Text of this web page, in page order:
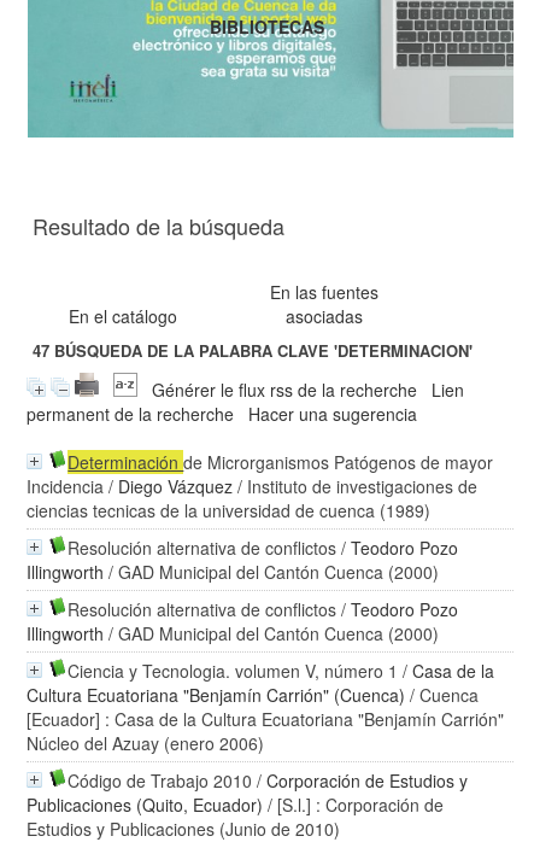
Resultado de la búsqueda
En el catálogo
En las fuentes
asociadas
47 BÚSQUEDA DE LA PALABRA CLAVE'DETERMINACION'
Générer le flux rss de la recherche
Lien
permanent de la recherche
Hacer una sugerencia
Determinaciónde Microrganismos Patógenos de mayor
Incidencia / Diego Vázquez / Instituto de investigaciones de
ciencias tecnicas de la universidad de cuenca (1989)
Resolución alternativa de conflictos /Teodoro Pozo
Illingworth / GAD Municipal del Cantón Cuenca (2000)
Resolución alternativa de conflictos /Teodoro Pozo
Illingworth / GAD Municipal del Cantón Cuenca (2000)
Ciencia y Tecnologia. volumen V, número 1 /Casa de la
Cultura Ecuatoriana "Benjamín Carrión" (Cuenca) / Cuenca
[Ecuador] : Casa de la Cultura Ecuatoriana "Benjamín Carrión"
Núcleo del Azuay (enero 2006)
Código de Trabajo 2010 /Corporación de Estudios y
Publicaciones (Quito, Ecuador) / [S.l.] : Corporación de
Estudios y Publicaciones (Junio de 2010)
BIBLIOTECAS